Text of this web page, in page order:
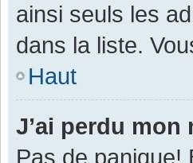
ainsi seuls les
dans la liste.
Haut
J’ai perdu mon
Pas de panique!